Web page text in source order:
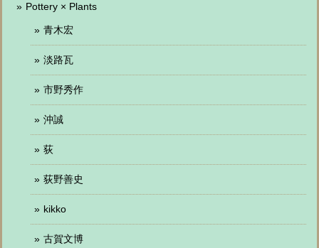
Pottery × Plants
青木宏
淡路瓦
市野秀作
沖誠
荻
荻野善史
kikko
古賀文博